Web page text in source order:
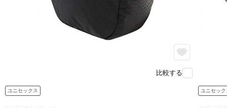
比較する
ユニセックス ユニセック